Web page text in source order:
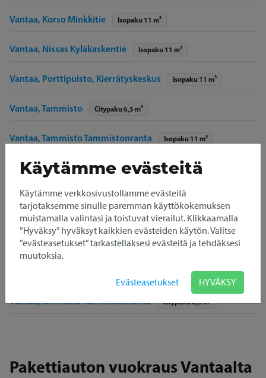
Vantaa, Korso Minkkitie Isopaku 11 m³
Vantaa, Nissas Kyläkaskentie Isopaku 11 m³
Vantaa, Porttipuisto, Kierrätyskeskus Isopaku 11 m³
Vantaa, Tammisto Citypaku 6,5 m³
Vantaa, Tammisto Tammistonranta Isopaku 11 m³
Vantaa, Tikkurila Heureka Isopaku 11 m³
Vantaa, Tikkurila Osmankäämintie
Citypaku 6,5 m³ Pikkupaku 1,5 m³
Vantaa, Varisto, Cityvarasto Isopaku 11 m³
Vantaa,Tammisto Tammistonranta Citypaku 6,5 m³
Pakettiauton vuokraus Vantaalta
Käytämme evästeitä
Käytämme verkkosivustollamme evästeitä
tarjotaksemme sinulle paremman käyttökokemuksen
muistamalla valintasi ja toistuvat vierailut. Klikkaamalla
”Hyväksy” hyväksyt kaikkien evästeiden käytön. Valitse
”evästeasetukset” tarkastellaksesi evästeitä ja tehdäksesi
muutoksia.
Evästeasetukset HYVÄKSY